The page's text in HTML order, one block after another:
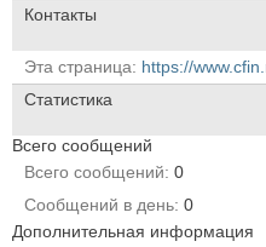
Контакты
Эта страница https://
Статистика
Всего сообщений
Всего сообщений 0
Сообщений в день 0
Дополнительная информация